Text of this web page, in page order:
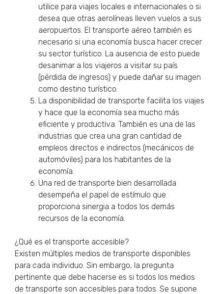
utilice para viajes locales e internacionales o si
desea que otras aerolíneas lleven vuelos a sus
aeropuertos. El transporte aéreo también es
necesario si una economía busca hacer crecer
su sector turístico. La ausencia de esto puede
desanimar a los viajeros a visitar su país
(pérdida de ingresos) y puede dañar su imagen
como destino turístico.
La disponibilidad de transporte facilita los viajes
y hace que la economía sea mucho más
eficiente y productiva. También es una de las
industrias que crea una gran cantidad de
empleos directos e indirectos (mecánicos de
automóviles) para los habitantes de la
economía.
Una red de transporte bien desarrollada
desempeña el papel de estímulo que
proporciona sinergia a todos los demás
recursos de la economía.
¿Qué es el transporte accesible?
Existen múltiples medios de transporte disponibles
para cada individuo. Sin embargo, la pregunta
pertinente que debe hacerse es si todos los medios
de transporte son accesibles para todos. Se supone